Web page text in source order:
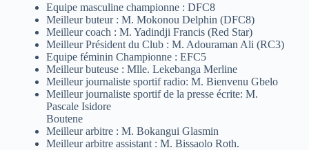
Equipe masculine championne : DFC8
Meilleur buteur : M. Mokonou Delphin (DFC8)
Meilleur coach : M. Yadindji Francis (Red Star)
Meilleur Président du Club : M. Adouraman Ali (RC3)
Equipe féminin Championne : EFC5
Meilleur buteuse : Mlle. Lekebanga Merline
Meilleur journaliste sportif radio: M. Bienvenu Gbelo
Meilleur journaliste sportif de la presse écrite: M.
Pascale Isidore
Boutene
Meilleur arbitre : M. Bokangui Glasmin
Meilleur arbitre assistant : M. Bissaolo Roth.